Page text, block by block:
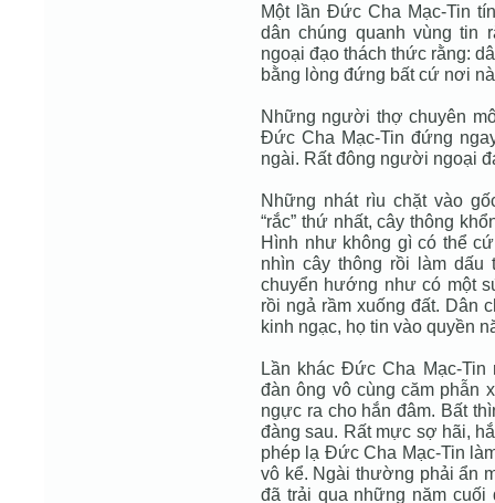
Một lần Đức Cha Mạc-Tin
dân chúng quanh vùng tin
ngoại đạo thách thức rằng:
bằng lòng đứng bất cứ nơi
Những người thợ chuyên
Đức Cha Mạc-Tin đứng
ngài. Rất đông người ngoại
Những nhát rìu chặt vào
“rắc” thứ nhất, cây thông
Hình như không gì có thể
nhìn cây thông rồi làm
chuyển hướng như có một
rồi ngả rầm xuống đất. Dân
kinh ngạc, họ tin vào quyền
Lần khác Đức Cha Mạc-
đàn ông vô cùng căm phẫn
ngực ra cho hắn đâm. Bất
đàng sau. Rất mực sợ hãi,
phép lạ Đức Cha Mạc-Tin
vô kể. Ngài thường phải ẩn
đã trải qua những năm